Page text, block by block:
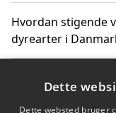
Hvordan stigende
dyrearter i
vandreture i
Dette
Dette websted bruger